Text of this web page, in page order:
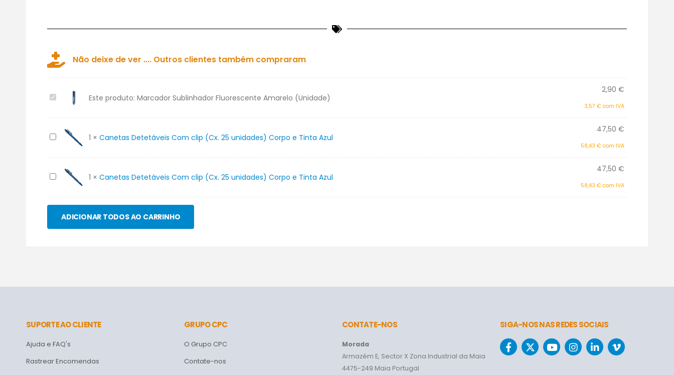
Não deixe de ver .... Outros clientes também compraram
Marcador
Amarelo
(Unidade)
Este produto: Marcador Sublinhador Fluorescente Amarelo (Unidade)
2,90 €
3,57 € com IVA
Canetas
Detetáveis
clip
25
Corpo
1 × Canetas Detetáveis Com clip (Cx. 25 unidades) Corpo e Tinta Azul
47,50 €
58,43 € com IVA
Canetas
Detetáveis
Tinta
1 × Canetas Detetáveis Com clip (Cx. 25 unidades) Corpo e Tinta Azul
47,50 €
58,43 € com IVA
ADICIONAR TODOS AO CARRINHO
SUPORTE AO CLIENTE
Ajuda e FAQ's
Rastrear Encomendas
GRUPO CPC
O Grupo CPC
Contate-nos
CONTATE-NOS
Morada
Armazém E, Sector X Zona Industrial da Maia
4475-249 Maia Portugal
SIGA-NOS NAS REDES SOCIAIS